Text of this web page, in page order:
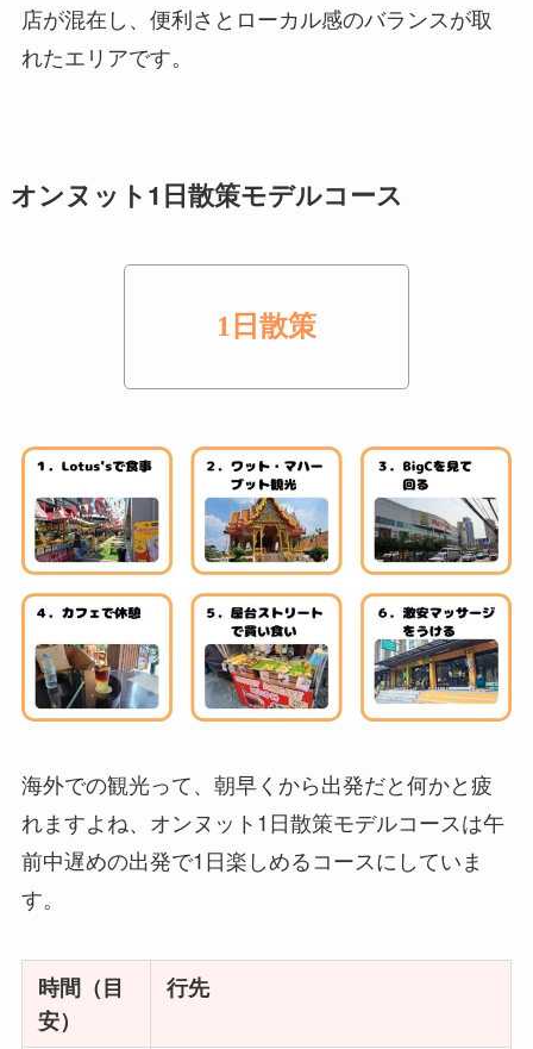
店が混在し、便利さとローカル感のバランスが取
れたエリアです。
オンヌット1日散策モデルコース
1日散策
海外での観光って、朝早くから出発だと何かと疲
れますよね、オンヌット1日散策モデルコースは午
前中遅めの出発で1日楽しめるコースにしていま
す。
時間（目
安）
行先